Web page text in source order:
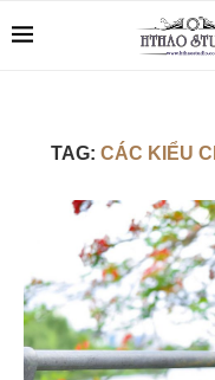
TAG: CÁC KIỂU